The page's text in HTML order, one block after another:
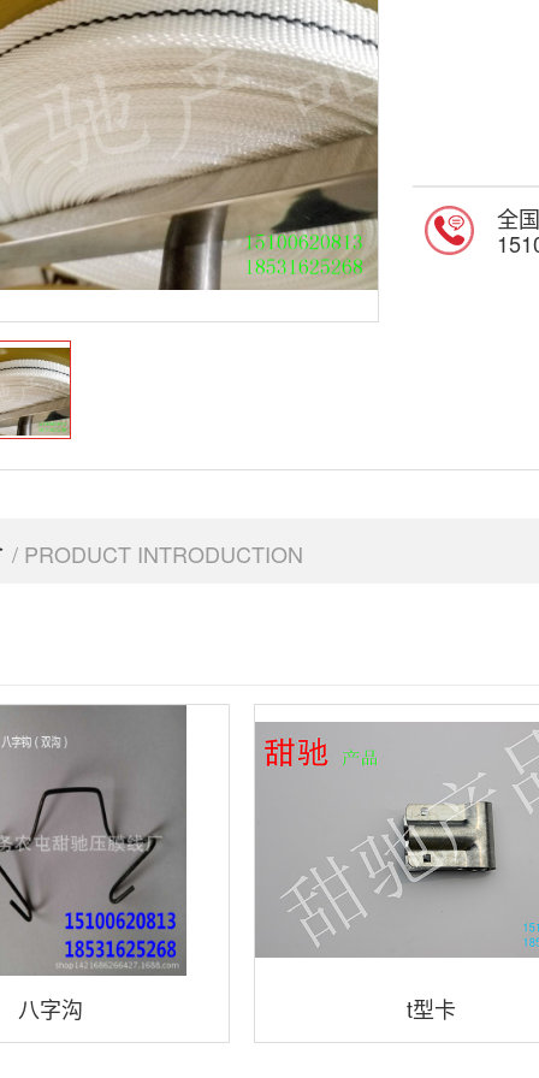
全
/ PRODUCT INTRODUCTION
八字沟 t型卡